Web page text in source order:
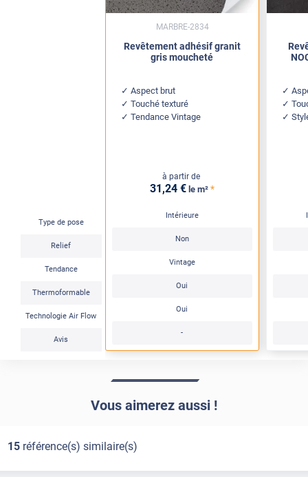
Type de pose
Relief
Tendance
Thermoformable
Technologie Air Flow
Avis
Revêtement adhésif granit
gris moucheté
Aspect brut
Touché texturé
Tendance Vintage
à partir de
31 ,24 € le m² *
Intérieure
Non
Vintage
Oui
Oui
-
MARBRE-2834
Vous aimerez aussi !
15référence(s) similaire(s)